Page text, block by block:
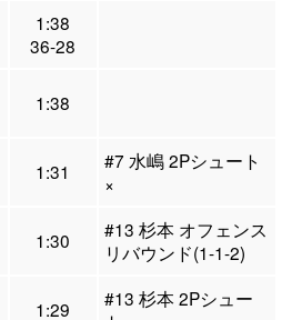
1:38
36-28
1:38
1:31
#7 水嶋 2Pシュート
×
1:30
#13 杉本 オフェンス
リバウンド(1-1-2)
1:29
#13 杉本 2Pシュー